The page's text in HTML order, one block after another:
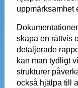
uppmärksamhet
skapa en rättvis
detaljerade
kan man tydligt
strukturer
också hjälpa till